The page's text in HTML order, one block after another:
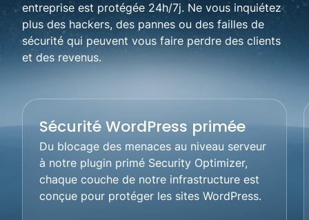
entreprise est protégée 24h/7j. Ne vous inquiétez
plus des hackers, des pannes ou des failles de
sécurité qui peuvent vous faire perdre des clients
et des revenus.
Sécurité WordPress primée
Du blocage des menaces au niveau serveur
à notre plugin primé Security Optimizer,
chaque couche de notre infrastructure est
conçue pour protéger les sites WordPress.